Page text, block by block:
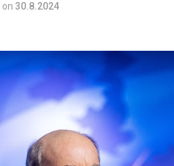
on 30.8.2024